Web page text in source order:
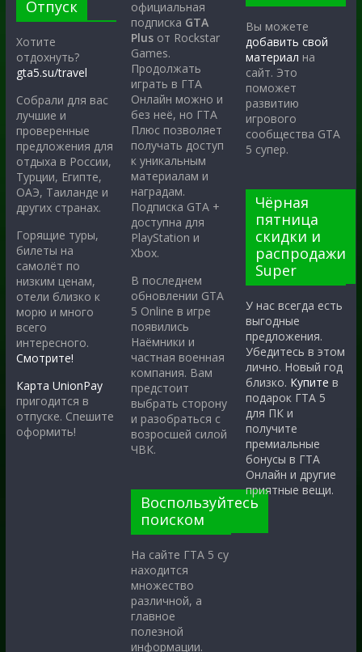
Отпуск
Хотите
отдохнуть?
gta5.su/travel
Собрали для вас
лучшие и
проверенные
предложения для
отдыха в России,
Турции, Египте,
ОАЭ, Таиланде и
других странах.
Горящие туры,
билеты на
самолёт по
низким ценам,
отели близко к
морю и много
всего
интересного.
Смотрите!
Карта UnionPay
пригодится в
отпуске. Спешите
оформить!
официальная
подписка GTA
Plus от Rockstar
Games.
Продолжать
играть в ГТА
Онлайн можно и
без неё, но ГТА
Плюс позволяет
получать доступ
к уникальным
материалам и
наградам.
Подписка GTA +
доступна для
PlayStation и
Xbox.
В последнем
обновлении GTA
5 Online в игре
появились
Наёмники и
частная военная
компания. Вам
предстоит
выбрать сторону
и разобраться с
возросшей силой
ЧВК.
Воспользуйтесь
поиском
На сайте ГТА 5 су
находится
множество
различной, а
главное
полезной
информации.
Вы можете
добавить свой
материал на
сайт. Это
поможет
развитию
игрового
сообщества GTA
5 супер.
Чёрная
пятница
скидки и
распродажи
Super
У нас всегда есть
выгодные
предложения.
Убедитесь в этом
лично. Новый год
близко. Купите в
подарок ГТА 5
для ПК и
получите
премиальные
бонусы в ГТА
Онлайн и другие
приятные вещи.